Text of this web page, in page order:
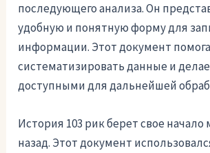
последующего анализа. Он
удобную и понятную форму для
информации. Этот документ
систематизировать данные и
доступными для дальнейшей
История 103 рик берет свое начало
назад. Этот документ